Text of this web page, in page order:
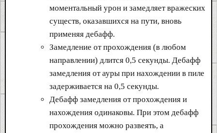
моментальный урон и замедляет вражеских
существ, оказавшихся на пути, вновь
применяя дебафф.
Замедление от прохождения (в любом
направлении) длится 0,5 секунды. Дебафф
замедления от ауры при нахождении в пиле
задерживается на 0,5 секунды.
Дебафф замедления от прохождения и
нахождения одинаковы. При этом дебафф
прохождения можно развеять, а